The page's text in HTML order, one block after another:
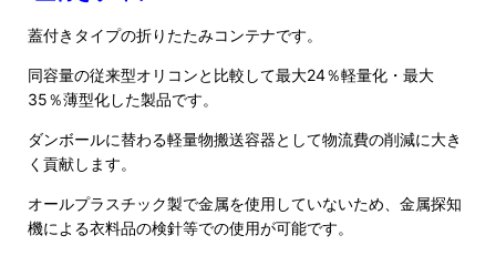
蓋付きタイプの折りたたみコンテナです。
同容量の従来型オリコンと比較して最大24％軽量化・最大
35％薄型化した製品です。
ダンボールに替わる軽量物搬送容器として物流費の削減に大き
く貢献します。
オールプラスチック製で金属を使用していないため、金属探知
機による衣料品の検針等での使用が可能です。